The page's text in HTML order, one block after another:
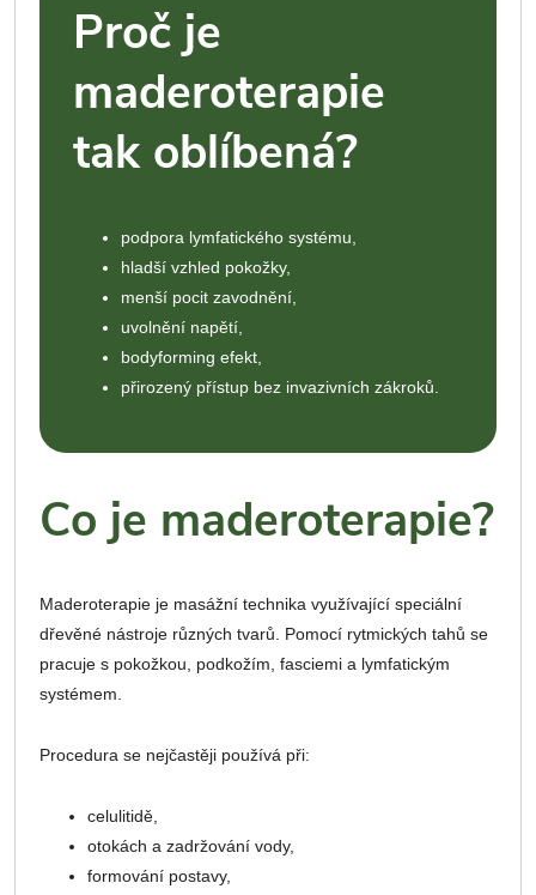
Proč je
maderoterapie
tak oblíbená?
podpora lymfatického systému,
hladší vzhled pokožky,
menší pocit zavodnění,
uvolnění napětí,
bodyforming efekt,
přirozený přístup bez invazivních zákroků.
Co je maderoterapie?
Maderoterapie je masážní technika využívající speciální
dřevěné nástroje různých tvarů. Pomocí rytmických tahů se
pracuje s pokožkou, podkožím, fasciemi a lymfatickým
systémem.
Procedura se nejčastěji používá při:
celulitidě,
otokách a zadržování vody,
formování postavy,